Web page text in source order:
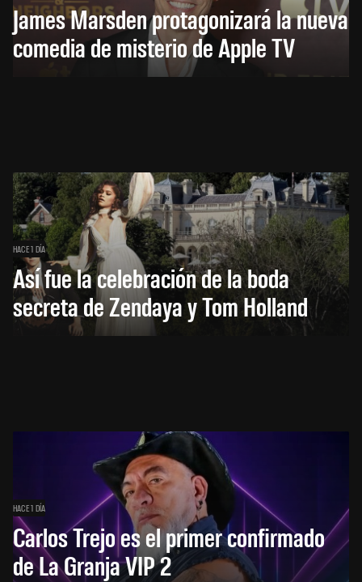
James Marsden protagonizará la nueva
comedia de misterio de Apple TV
HACE 1 DÍA
Así fue la celebración de la boda
secreta de Zendaya y Tom Holland
HACE 1 DÍA
Carlos Trejo es el primer confirmado
de La Granja VIP 2